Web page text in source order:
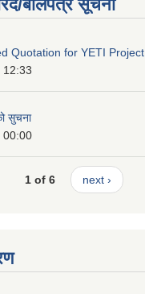
बोलपत्र सूचना
Quotation for YETI Project
12:33
सुचना
00:00
1 of 6 next ›